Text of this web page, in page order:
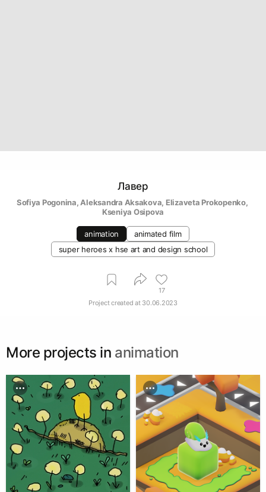
Лавер
Sofiya Pogonina, Aleksandra Aksakova, Elizaveta Prokopenko,
Kseniya Osipova
animation
animated film
super heroes х hse art and design school
17
Project created at 30.06.2023
More projects in animation